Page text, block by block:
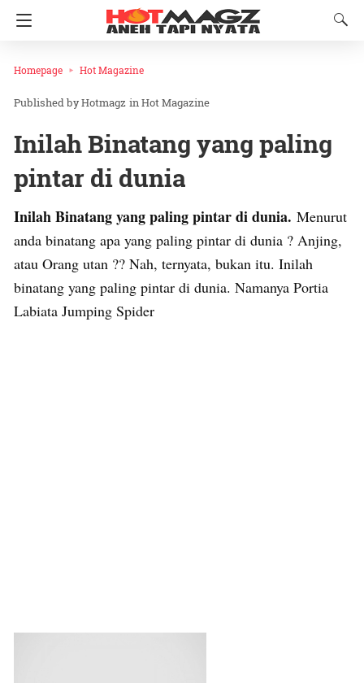
Homepage Hot Magazine
Hotmagz inHot Magazine
Inilah Binatang yang paling
pintar di dunia
Inilah Binatang yang paling pintar di dunia. Menurut
anda binatang apa yang paling pintar di dunia ? Anjing,
atau Orang utan ?? Nah, ternyata, bukan itu. Inilah
binatang yang paling pintar di dunia. Namanya Portia
Labiata Jumping Spider